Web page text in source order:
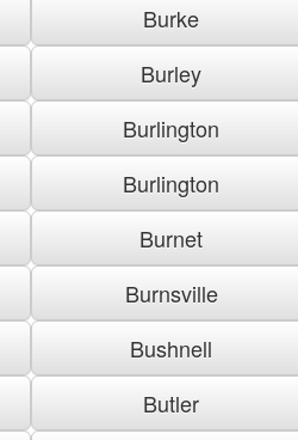
Burke
Burley
Burlington
Burlington
Burnet
Burnsville
Bushnell
Butler